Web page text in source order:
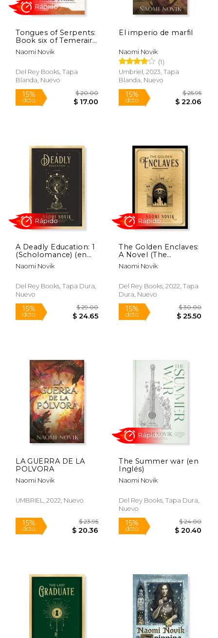
15%
dcto.
Tongues of Serpents:
Book six of Temeraire
(en Inglés)
Naomi Novik
Del Rey Books, Tapa
Blanda, Nuevo
15%
dcto.
$ 20.00
$ 17.00
El imperio de marfil
Naomi Novik
(1)
Umbriel, 2023, Tapa
Blanda, Nuevo
15%
dcto.
A Deadly Education: 1
(Scholomance) (en
Inglés)
Naomi Novik
Del Rey Books, Tapa Dura,
Nuevo
The Golden Enclaves:
A Novel (The
Scholomance) (en
Inglés)
Naomi Novik
Del Rey Books, 2022, Tapa
Dura, Nuevo
LA GUERRA DE LA
POLVORA
Naomi Novik
UMBRIEL, 2022, Nuevo
The Summer war (en
Inglés)
Naomi Novik
Del Rey Books, Tapa Dura,
Nuevo